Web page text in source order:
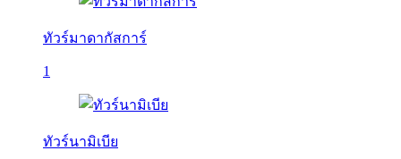
ทัวร์มาดากัสการ์
1
ทัวร์นามิเบีย